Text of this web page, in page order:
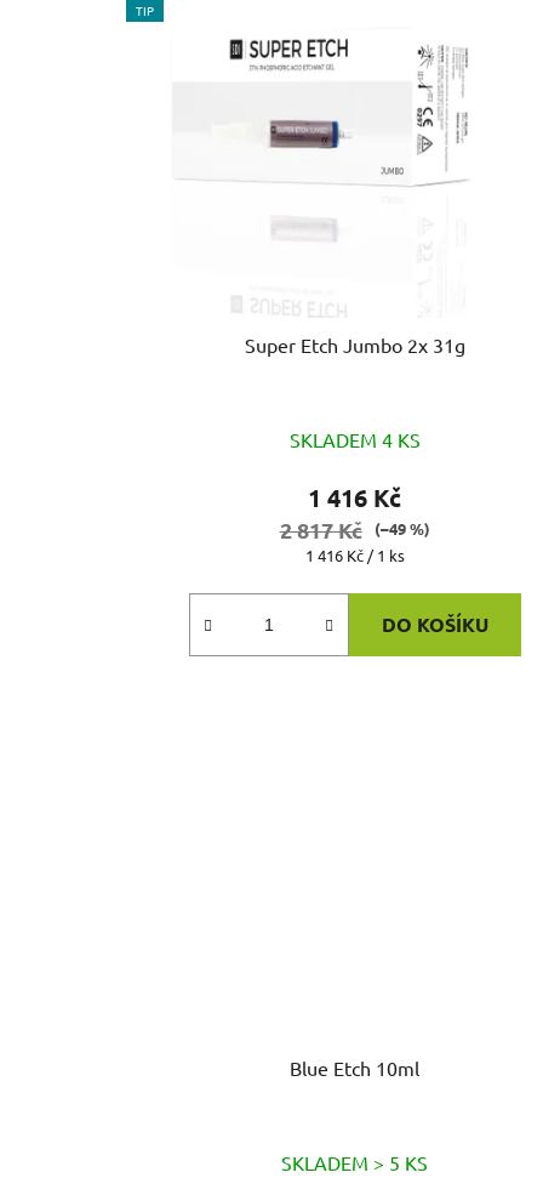
TIP
Super Etch Jumbo 2x 31g
SKLADEM 4 KS
1 416 Kč
2 817 Kč
(–49 %)
Měrná
1 416 Kč / 1 ks
DO KOŠÍKU
Blue Etch 10ml
SKLADEM > 5 KS